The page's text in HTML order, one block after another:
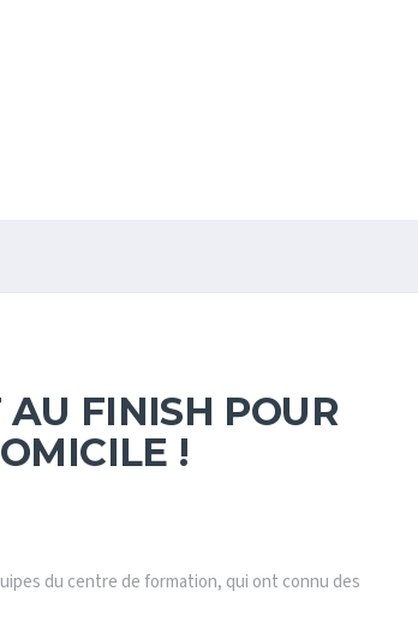
AU FINISH POUR
!
du centre de formation, qui ont connu des